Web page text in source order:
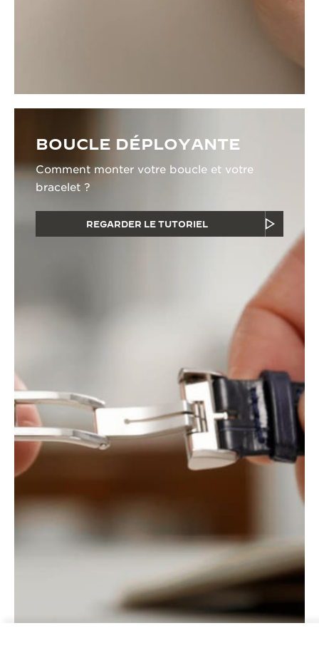
BOUCLE DÉPLOYANTE
Comment monter votre boucle et votre
bracelet ?
REGARDER LE TUTORIEL